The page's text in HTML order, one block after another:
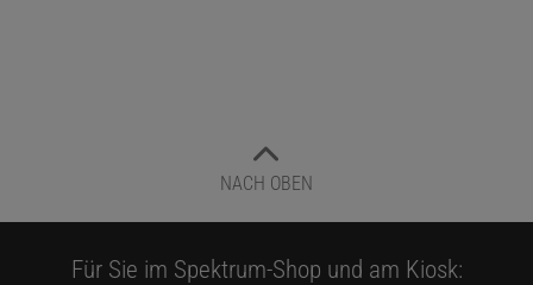
NACH OBEN
Für Sie im Spektrum-Shop und am Kiosk: